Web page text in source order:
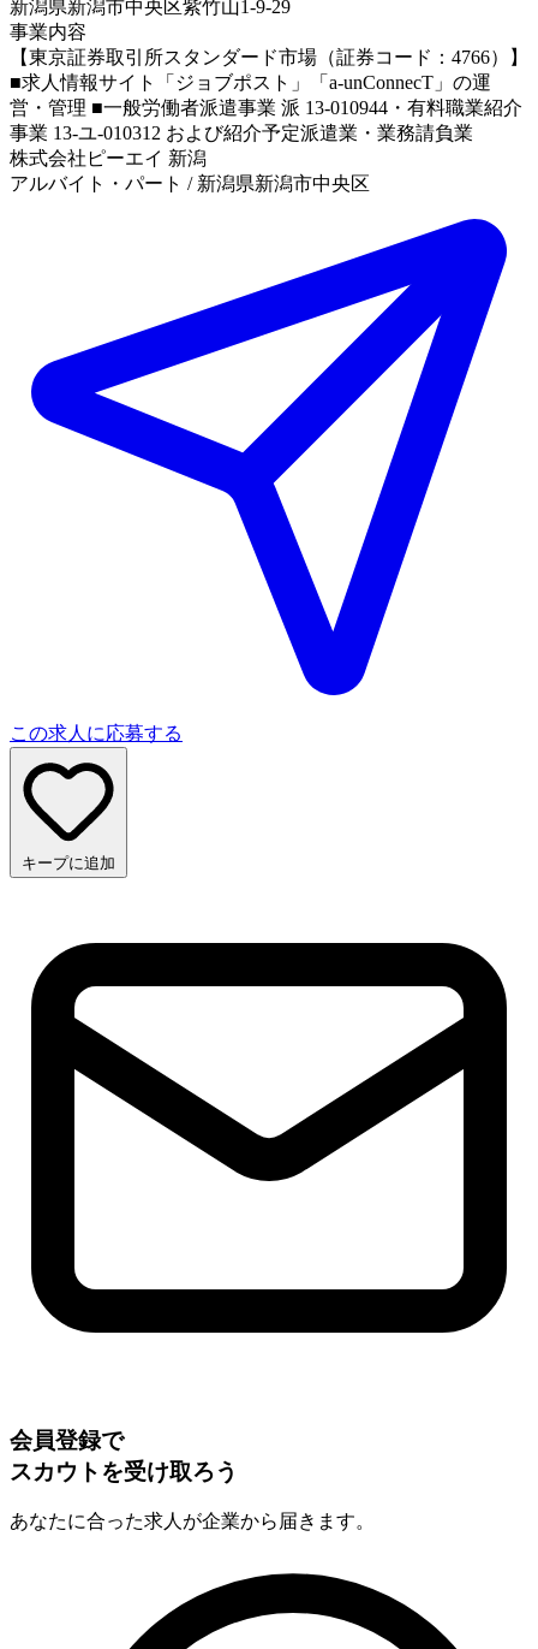
新潟県新潟市中央区紫竹山1-9-29
事業内容
【東京証券取引所スタンダード市場（証券コード：4766）】
■求人情報サイト「ジョブポスト」「a-unConnecT」の運
営・管理 ■一般労働者派遣事業 派 13-010944・有料職業紹介
事業 13-ユ-010312 および紹介予定派遣業・業務請負業
株式会社ピーエイ 新潟
アルバイト・パート / 新潟県新潟市中央区
この求人に応募する
キープに追加
会員登録で
スカウトを受け取ろう
あなたに合った求人が企業から届きます。